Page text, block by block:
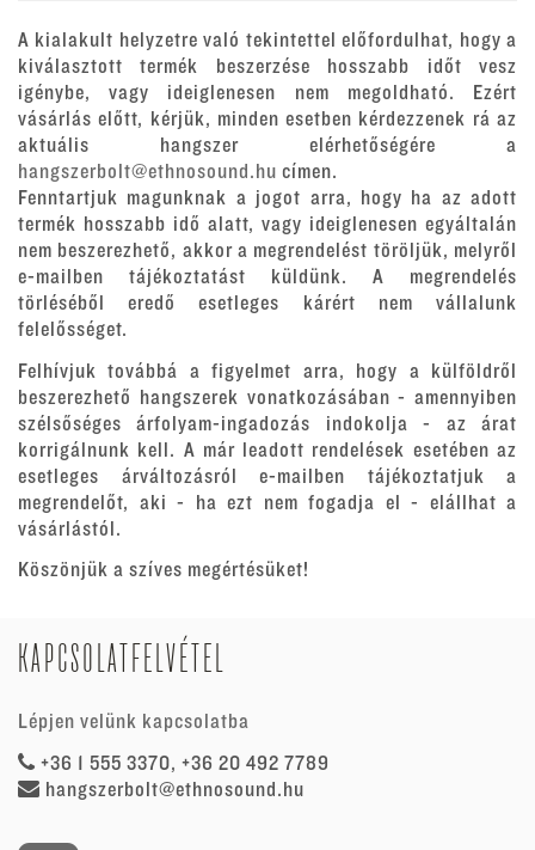
A kialakult helyzetre való tekintettel előfordulhat, hogy a
kiválasztott termék beszerzése hosszabb időt vesz
igénybe, vagy ideiglenesen nem megoldható. Ezért
vásárlás előtt, kérjük, minden esetben kérdezzenek rá az
aktuális hangszer elérhetőségére a
hangszerbolt@ethnosound.hu címen.
Fenntartjuk magunknak a jogot arra, hogy ha az adott
termék hosszabb idő alatt, vagy ideiglenesen egyáltalán
nem beszerezhető, akkor a megrendelést töröljük, melyről
e-mailben tájékoztatást küldünk. A megrendelés
törléséből eredő esetleges kárért nem vállalunk
felelősséget.
Felhívjuk továbbá a figyelmet arra, hogy a külföldről
beszerezhető hangszerek vonatkozásában - amennyiben
szélsőséges árfolyam-ingadozás indokolja - az árat
korrigálnunk kell. A már leadott rendelések esetében az
esetleges árváltozásról e-mailben tájékoztatjuk a
megrendelőt, aki - ha ezt nem fogadja el - elállhat a
vásárlástól.
Köszönjük a szíves megértésüket!
KAPCSOLATFELVÉTEL
Lépjen velünk kapcsolatba
+36 1 555 3370, +36 20 492 7789
hangszerbolt@ethnosound.hu